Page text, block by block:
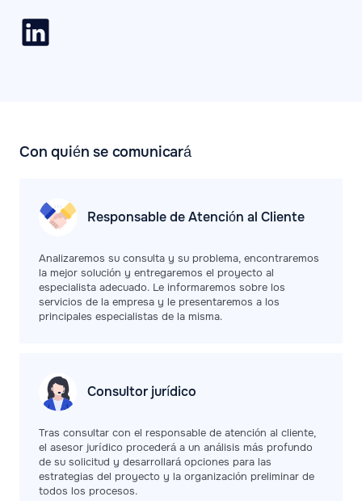
Con quién se comunicará
Responsable de Atención al Cliente
Analizaremos su consulta y su problema, encontraremos
la mejor solución y entregaremos el proyecto al
especialista adecuado. Le informaremos sobre los
servicios de la empresa y le presentaremos a los
principales especialistas de la misma.
Consultor jurídico
Tras consultar con el responsable de atención al cliente,
el asesor jurídico procederá a un análisis más profundo
de su solicitud y desarrollará opciones para las
estrategias del proyecto y la organización preliminar de
todos los procesos.